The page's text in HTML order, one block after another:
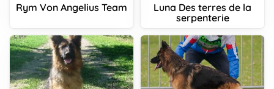
Rym Von Angelius Team
Luna Des terres de la
serpenterie